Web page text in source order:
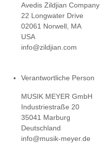
Avedis Zildjian Company
22 Longwater Drive
02061 Norwell, MA
USA
info@zildjian.com
Verantwortliche Person
MUSIK MEYER GmbH
Industriestraße 20
35041 Marburg
Deutschland
info@musik-meyer.de